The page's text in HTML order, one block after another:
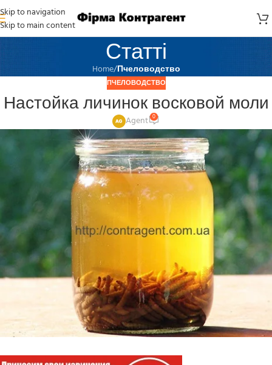
Skip to navigation
Skip to main content
Статті
Home/Пчеловодство
ПЧЕЛОВОДСТВО
Настойка личинок восковой моли
Agent 0